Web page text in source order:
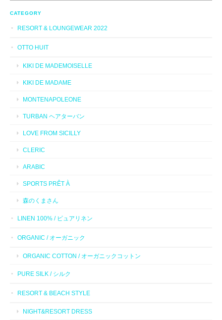
CATEGORY
RESORT & LOUNGEWEAR 2022
OTTO HUIT
KIKI DE MADEMOISELLE
KIKI DE MADAME
MONTENAPOLEONE
TURBAN ヘアターバン
LOVE FROM SICILLY
CLERIC
ARABIC
SPORTS PRÊT À
森のくまさん
LINEN 100% / ピュアリネン
ORGANIC / オーガニック
ORGANIC COTTON / オーガニックコットン
PURE SILK / シルク
RESORT & BEACH STYLE
NIGHT&RESORT DRESS